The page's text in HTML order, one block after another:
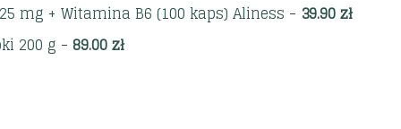
mg + Witamina B6 (100 kaps) Aliness - 39.90zł
200 g - 89.00zł